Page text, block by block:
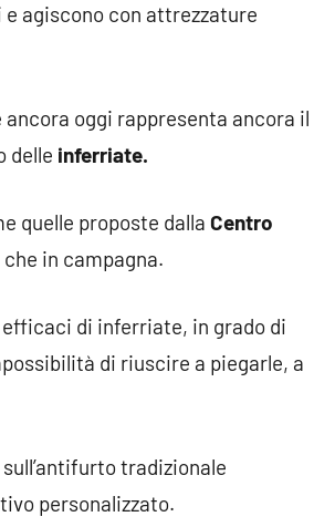
agiscono con attrezzature
oggi rappresenta ancora il
delle inferriate.
quelle proposte dalla Centro
in campagna.
di inferriate, in grado di
di riuscire a piegarle, a
tradizionale
personalizzato.